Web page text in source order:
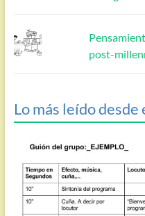
post-
Lo más leído